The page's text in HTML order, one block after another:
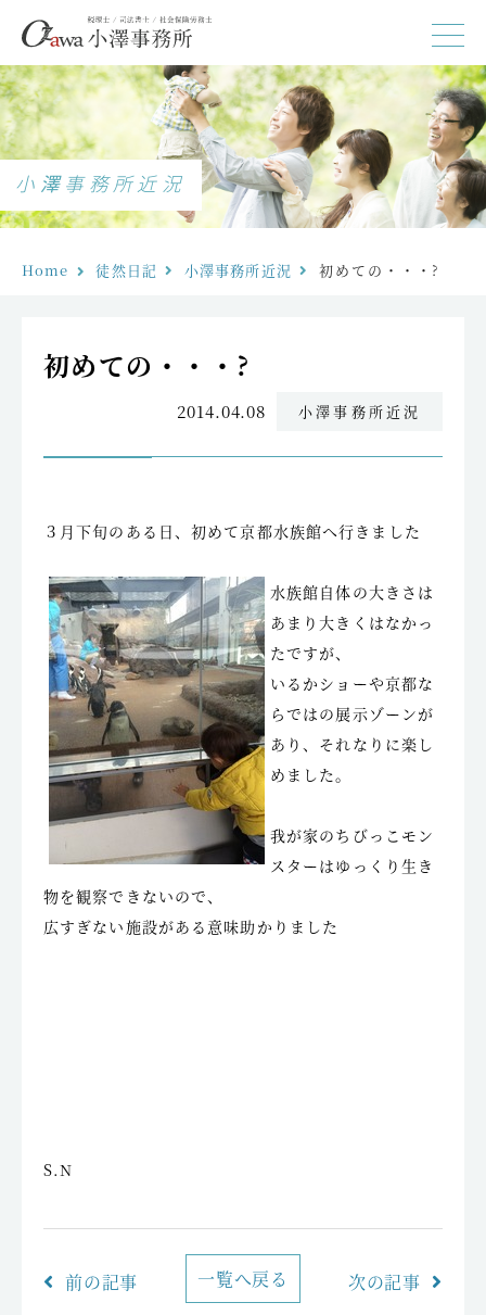
小澤事務所近況
Home 徒然日記 小澤事務所近況 初めての・・・?
初めての・・・?
2014.04.08 小澤事務所近況
３月下旬のある日、初めて京都水族館へ行きました
水族館自体の大きさは
あまり大きくはなかっ
たですが、
いるかショーや京都な
らではの展示ゾーンが
あり、それなりに楽し
めました。
我が家のちびっこモン
スターはゆっくり生き
物を観察できないので、
広すぎない施設がある意味助かりました
S.N
前の記事 一覧へ戻る 次の記事